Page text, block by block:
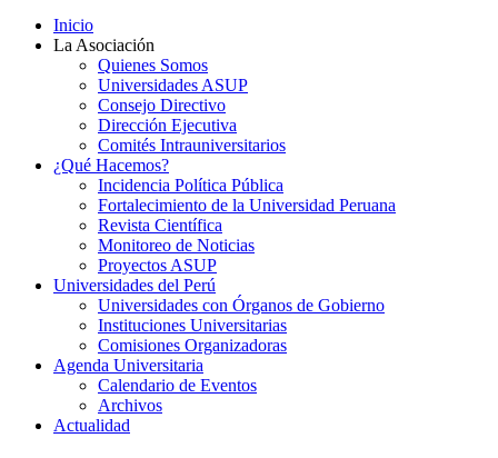
Inicio
La Asociación
Quienes Somos
Universidades ASUP
Consejo Directivo
Dirección Ejecutiva
Comités Intrauniversitarios
¿Qué Hacemos?
Incidencia Política Pública
Fortalecimiento de la Universidad Peruana
Revista Científica
Monitoreo de Noticias
Proyectos ASUP
Universidades del Perú
Universidades con Órganos de Gobierno
Instituciones Universitarias
Comisiones Organizadoras
Agenda Universitaria
Calendario de Eventos
Archivos
Actualidad